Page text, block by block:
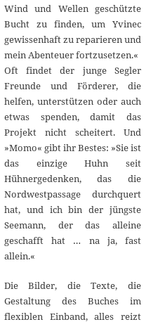
Wind und Wellen geschützte
Bucht zu finden, um Yvinec
gewissenhaft zu reparieren und
mein Abenteuer fortzusetzen.«
Oft findet der junge Segler
Freunde und Förderer, die
helfen, unterstützen oder auch
etwas spenden, damit das
Projekt nicht scheitert. Und
»Momo« gibt ihr Bestes: »Sie ist
das einzige Huhn seit
Hühnergedenken, das die
Nordwestpassage durchquert
hat, und ich bin der jüngste
Seemann, der das alleine
geschafft hat … na ja, fast
allein.«
Die Bilder, die Texte, die
Gestaltung des Buches im
flexiblen Einband, alles reizt